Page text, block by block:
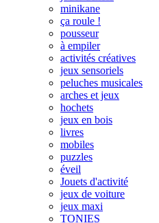
minikane
ça roule !
pousseur
à empiler
activités créatives
jeux sensoriels
peluches musicales
arches et jeux
hochets
jeux en bois
livres
mobiles
puzzles
éveil
Jouets d'activité
jeux de voiture
jeux maxi
TONIES